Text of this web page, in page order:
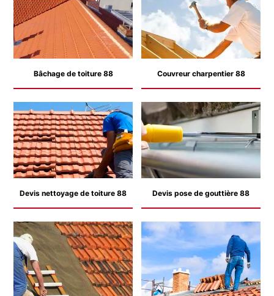
Bâchage de toiture 88 Couvreur charpentier 88
Devis nettoyage de toiture 88 Devis pose de gouttière 88